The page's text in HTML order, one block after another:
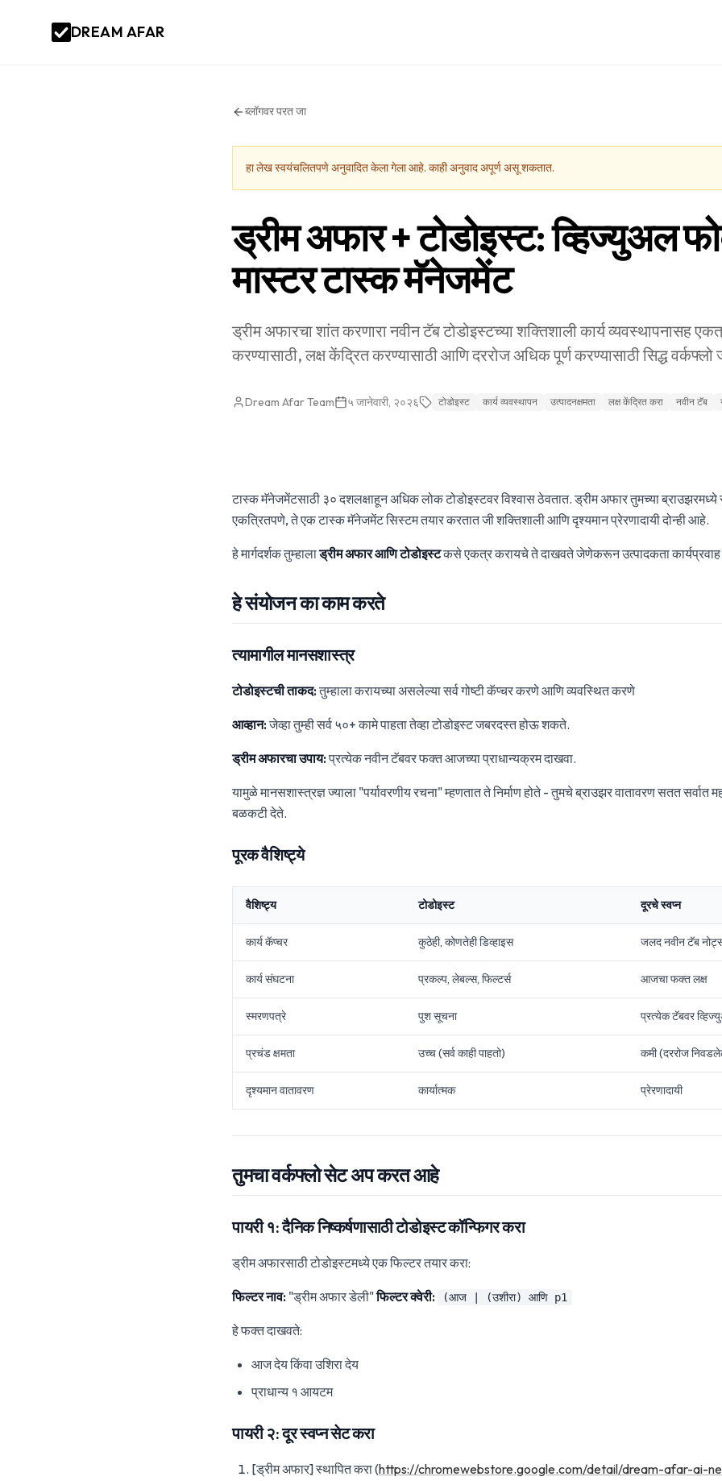
DREAM AFAR
ब्लॉगवर परत जा
हा लेख स्वयंचलितपणे अनुवादित केला गेला आहे. काही अनुवाद अपूर्ण असू शकतात.
ड्रीम अफार + टोडोइस्ट: व्हिज्युअल
मास्टर टास्क मॅनेजमेंट
ड्रीम अफारचा शांत करणारा नवीन टॅब टोडोइस्टच्या शक्तिशाली कार्य व्यवस्थापनासह
करण्यासाठी, लक्ष केंद्रित करण्यासाठी आणि दररोज अधिक पूर्ण करण्यासाठी सिद्ध वर्कफ्लो
Dream Afar Team ५ जानेवारी, २०२६ टोडोइस्ट कार्य व्यवस्थापन उत्पादनक्षमता लक्ष केंद्रित करा नवीन टॅब
टास्क मॅनेजमेंटसाठी ३० दशलक्षाहून अधिक लोक टोडोइस्टवर विश्वास ठेवतात. ड्रीम अफार तुमच्या
एकत्रितपणे, ते एक टास्क मॅनेजमेंट सिस्टम तयार करतात जी शक्तिशाली आणि दृश्यमान प्रेरणादायी दोन्ही आहे.
हे मार्गदर्शक तुम्हालाड्रीम अफार आणि टोडोइस्टकसे एकत्र करायचे ते दाखवते जेणेकरून उत्पादकता कार्यप्रवाह
हे संयोजन का काम करते
त्यामागील मानसशास्त्र
टोडोइस्टची ताकद:तुम्हाला करायच्या असलेल्या सर्व गोष्टी कॅप्चर करणे आणि व्यवस्थित करणे
आव्हान:जेव्हा तुम्ही सर्व ५०+ कामे पाहता तेव्हा टोडोइस्ट जबरदस्त होऊ शकते.
ड्रीम अफारचा उपाय:प्रत्येक नवीन टॅबवर फक्त आजच्या प्राधान्यक्रम दाखवा.
यामुळे मानसशास्त्रज्ञ ज्याला "पर्यावरणीय रचना" म्हणतात ते निर्माण होते - तुमचे ब्राउझर वातावरण सतत सर्वात
बळकटी देते.
पूरक वैशिष्ट्ये
वैशिष्ट्य टोडोइस्ट दूरचे स्वप्न
कार्य कॅप्चर कुठेही, कोणतेही डिव्हाइस जलद नवीन टॅब
कार्य संघटना प्रकल्प, लेबल्स, फिल्टर्स आजचा फक्त लक्ष
स्मरणपत्रे पुश सूचना प्रत्येक टॅबवर
प्रचंड क्षमता उच्च (सर्व काही पाहतो) कमी (दररोज
दृश्यमान वातावरण कार्यात्मक प्रेरणादायी
तुमचा वर्कफ्लो सेट अप करत आहे
पायरी १: दैनिक निष्कर्षणासाठी टोडोइस्ट कॉन्फिगर करा
ड्रीम अफारसाठी टोडोइस्टमध्ये एक फिल्टर तयार करा:
फिल्टर नाव: "ड्रीम अफार डेली"फिल्टर क्वेरी: (आज | (उशीरा) आणि p1
हे फक्त दाखवते:
आज देय किंवा उशिरा देय
प्राधान्य १ आयटम
पायरी २: दूर स्वप्न सेट करा
[ड्रीम अफार] स्थापित करा (https://chromewebstore.google.com/detail/dream-afar-ai-